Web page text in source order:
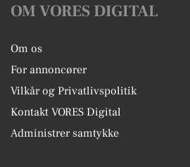
OM VORES DIGITAL
Om os
For annoncører
Vilkår og Privatlivspolitik
Kontakt VORES Digital
Administrer samtykke